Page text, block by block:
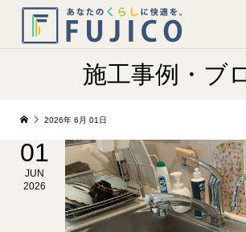
施工事例・ブ
2026年 6月 01日
01
JUN
2026